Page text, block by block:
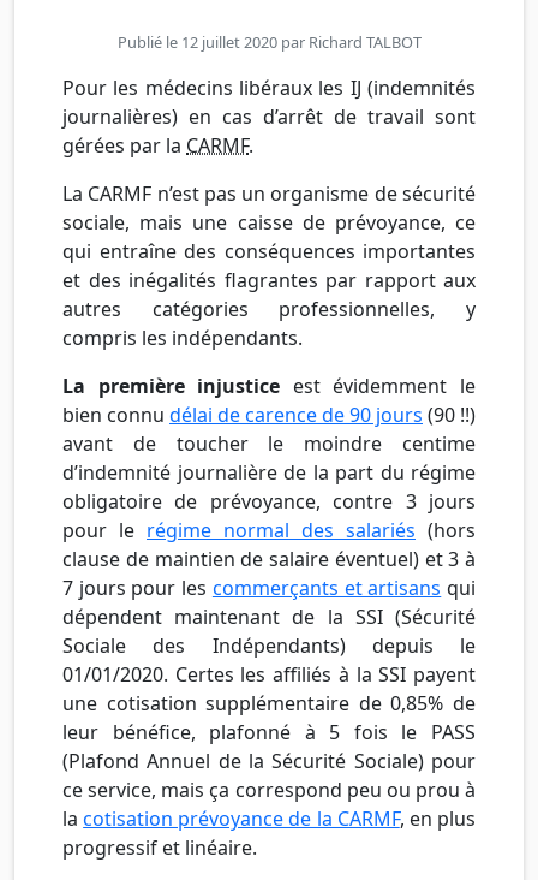
Publié le 12 juillet 2020 par Richard TALBOT
Pour les médecins libéraux les IJ (indemnités
journalières) en cas d’arrêt de travail sont
gérées par la CARMF.
La CARMF n’est pas un organisme de sécurité
sociale, mais une caisse de prévoyance, ce
qui entraîne des conséquences importantes
et des inégalités flagrantes par rapport aux
autres catégories professionnelles, y
compris les indépendants.
La première injustice est évidemment le
bien connu délai de carence de 90 jours (90 !!)
avant de toucher le moindre centime
d’indemnité journalière de la part du régime
obligatoire de prévoyance, contre 3 jours
pour le régime normal des salariés (hors
clause de maintien de salaire éventuel) et 3 à
7 jours pour les commerçants et artisans qui
dépendent maintenant de la SSI (Sécurité
Sociale des Indépendants) depuis le
01/01/2020. Certes les affiliés à la SSI payent
une cotisation supplémentaire de 0,85% de
leur bénéfice, plafonné à 5 fois le PASS
(Plafond Annuel de la Sécurité Sociale) pour
ce service, mais ça correspond peu ou prou à
lacotisation prévoyance de la CARMF, en plus
progressif et linéaire.